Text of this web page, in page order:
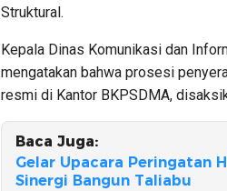
Struktural.
Kepala Dinas Komunikasi dan
mengatakan bahwa prosesi
resmi di Kantor BKPSDMA,
Baca Juga:
Gelar Upacara Peringatan
Sinergi Bangun Taliabu